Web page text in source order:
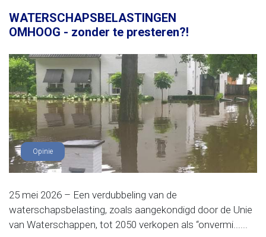
WATERSCHAPSBELASTINGEN
OMHOOG - zonder te presteren?!
Opinie
25 mei 2026 – Een verdubbeling van de
waterschapsbelasting, zoals aangekondigd door de Unie
van Waterschappen, tot 2050 verkopen als “onvermi......